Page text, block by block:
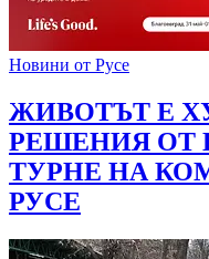
Новини от Русе
ЖИВОТЪТ Е
РЕШЕНИЯ ОТ
ТУРНЕ НА
РУСЕ